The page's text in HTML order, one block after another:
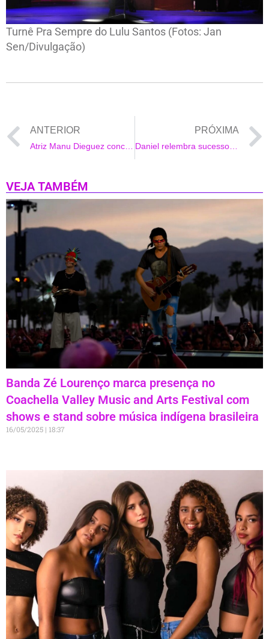
Turnê Pra Sempre do Lulu Santos (Fotos: Jan
Sen/Divulgação)
ANTERIOR PRÓXIMA
Daniel relembra sucessos no show Versões de Mim
VEJA TAMBÉM
Banda Zé Lourenço marca presença no
Coachella Valley Music and Arts Festival com
shows e stand sobre música indígena brasileira
16/05/2025 18:37